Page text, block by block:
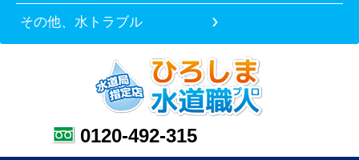
その他、水トラブル
0120-492-315